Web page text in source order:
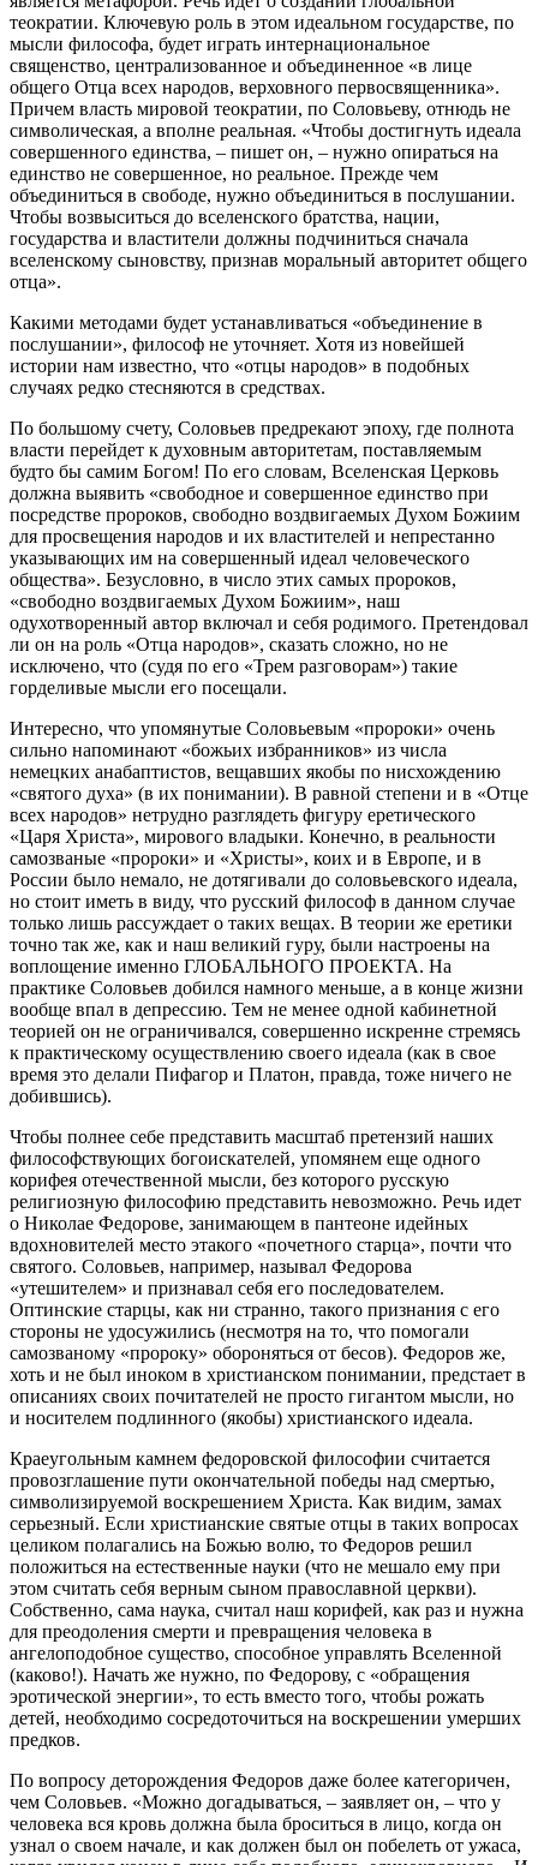
теократии. Ключевую роль в этом идеальном государстве, по
мысли философа, будет играть интернациональное
священство, централизованное и объединенное «в лице
общего Отца всех народов, верховного первосвященника».
Причем власть мировой теократии, по Соловьеву, отнюдь не
символическая, а вполне реальная. «Чтобы достигнуть идеала
совершенного единства, – пишет он, – нужно опираться на
единство не совершенное, но реальное. Прежде чем
объединиться в свободе, нужно объединиться в послушании.
Чтобы возвыситься до вселенского братства, нации,
государства и властители должны подчиниться сначала
вселенскому сыновству, признав моральный авторитет общего
отца».
Какими методами будет устанавливаться «объединение в
послушании», философ не уточняет. Хотя из новейшей
истории нам известно, что «отцы народов» в подобных
случаях редко стесняются в средствах.
По большому счету, Соловьев предрекают эпоху, где полнота
власти перейдет к духовным авторитетам, поставляемым
будто бы самим Богом! По его словам, Вселенская Церковь
должна выявить «свободное и совершенное единство при
посредстве пророков, свободно воздвигаемых Духом Божиим
для просвещения народов и их властителей и непрестанно
указывающих им на совершенный идеал человеческого
общества». Безусловно, в число этих самых пророков,
«свободно воздвигаемых Духом Божиим», наш
одухотворенный автор включал и себя родимого. Претендовал
ли он на роль «Отца народов», сказать сложно, но не
исключено, что (судя по его «Трем разговорам») такие
горделивые мысли его посещали.
Интересно, что упомянутые Соловьевым «пророки» очень
сильно напоминают «божьих избранников» из числа
немецких анабаптистов, вещавших якобы по нисхождению
«святого духа» (в их понимании). В равной степени и в «Отце
всех народов» нетрудно разглядеть фигуру еретического
«Царя Христа», мирового владыки. Конечно, в реальности
самозваные «пророки» и «Христы», коих и в Европе, и в
России было немало, не дотягивали до соловьевского идеала,
но стоит иметь в виду, что русский философ в данном случае
только лишь рассуждает о таких вещах. В теории же еретики
точно так же, как и наш великий гуру, были настроены на
воплощение именно ГЛОБАЛЬНОГО ПРОЕКТА. На
практике Соловьев добился намного меньше, а в конце жизни
вообще впал в депрессию. Тем не менее одной кабинетной
теорией он не ограничивался, совершенно искренне стремясь
к практическому осуществлению своего идеала (как в свое
время это делали Пифагор и Платон, правда, тоже ничего не
добившись).
Чтобы полнее себе представить масштаб претензий наших
философствующих богоискателей, упомянем еще одного
корифея отечественной мысли, без которого русскую
религиозную философию представить невозможно. Речь идет
о Николае Федорове, занимающем в пантеоне идейных
вдохновителей место этакого «почетного старца», почти что
святого. Соловьев, например, называл Федорова
«утешителем» и признавал себя его последователем.
Оптинские старцы, как ни странно, такого признания с его
стороны не удосужились (несмотря на то, что помогали
самозваному «пророку» обороняться от бесов). Федоров же,
хоть и не был иноком в христианском понимании, предстает в
описаниях своих почитателей не просто гигантом мысли, но
и носителем подлинного (якобы) христианского идеала.
Краеугольным камнем федоровской философии считается
провозглашение пути окончательной победы над смертью,
символизируемой воскрешением Христа. Как видим, замах
серьезный. Если христианские святые отцы в таких вопросах
целиком полагались на Божью волю, то Федоров решил
положиться на естественные науки (что не мешало ему при
этом считать себя верным сыном православной церкви).
Собственно, сама наука, считал наш корифей, как раз и нужна
для преодоления смерти и превращения человека в
ангелоподобное существо, способное управлять Вселенной
(каково!). Начать же нужно, по Федорову, с «обращения
эротической энергии», то есть вместо того, чтобы рожать
детей, необходимо сосредоточиться на воскрешении умерших
предков.
По вопросу деторождения Федоров даже более категоричен,
чем Соловьев. «Можно догадываться, – заявляет он, – что у
человека вся кровь должна была броситься в лицо, когда он
узнал о своем начале, и как должен был он побелеть от ужаса,